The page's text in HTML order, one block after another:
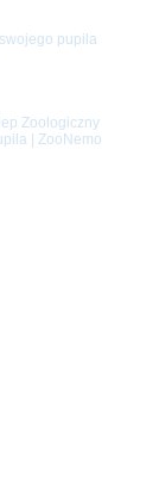
pupila
Zoologiczny
| ZooNemo